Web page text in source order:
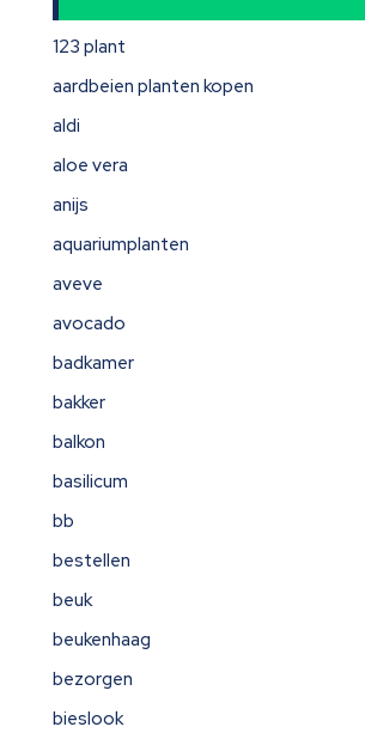
123 plant
aardbeien planten kopen
aldi
aloe vera
anijs
aquariumplanten
aveve
avocado
badkamer
bakker
balkon
basilicum
bb
bestellen
beuk
beukenhaag
bezorgen
bieslook